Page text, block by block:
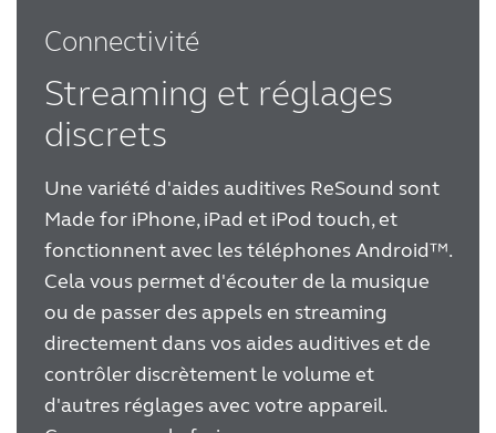
Connectivité
Streaming et réglages
discrets
Une variété d'aides auditives ReSound sont
Made for iPhone, iPad et iPod touch, et
fonctionnent avec les téléphones Android™.
Cela vous permet d'écouter de la musique
ou de passer des appels en streaming
directement dans vos aides auditives et de
contrôler discrètement le volume et
d'autres réglages avec votre appareil.